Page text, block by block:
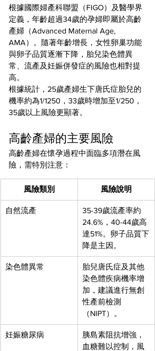
根據國際婦產科聯盟（FIGO）及醫學界
定義，年齡超過34歲的孕婦即屬於高齡
產婦（Advanced Maternal Age,
AMA）。隨著年齡增長，女性卵巢功能
與卵子品質逐漸下降，胎兒染色體異
常、流產及妊娠併發症的風險也相對提
高。
根據統計，25歲產婦生下唐氏症胎兒的
機率約為1/1250，33歲時增加至1/250，
35歲以上風險更顯著。
高齡產婦的主要風險
高齡產婦在懷孕過程中面臨多項潛在風
險，需特別注意：
風險類別 風險說明
自然流產
35-39歲流產率約
24.6%，40-44歲高
達51%。卵子品質下
降是主因。
染色體異常
胎兒唐氏症及其他
染色體疾病機率增
加，建議進行無創
性產前檢測
（NIPT）。
妊娠糖尿病
胰島素阻抗增強，
血糖難以控制，風